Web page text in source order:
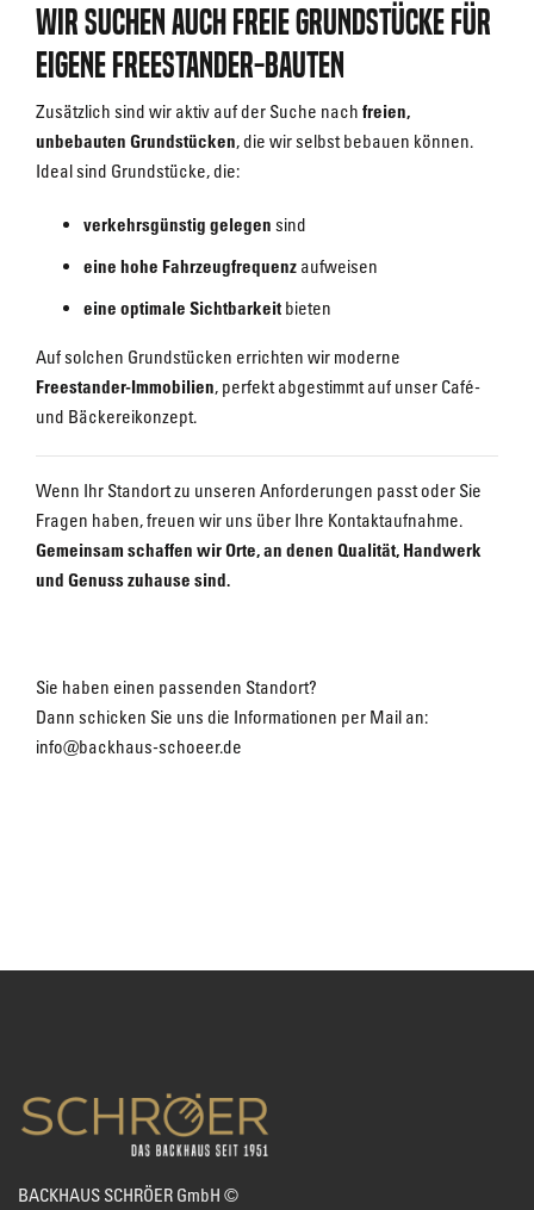
Wir suchen auch freie Grundstücke für
eigene Freestander-Bauten
Zusätzlich sind wir aktiv auf der Suche nach freien,
unbebauten Grundstücken , die wir selbst bebauen können.
Ideal sind Grundstücke, die:
verkehrsgünstig gelegen sind
eine hohe Fahrzeugfrequenz aufweisen
eine optimale Sichtbarkeit bieten
Auf solchen Grundstücken errichten wir moderne
Freestander-Immobilien , perfekt abgestimmt auf unser Café-
und Bäckereikonzept.
Wenn Ihr Standort zu unseren Anforderungen passt oder Sie
Fragen haben, freuen wir uns über Ihre Kontaktaufnahme.
Gemeinsam schaffen wir Orte, an denen Qualität, Handwerk
und Genuss zuhause sind.
Sie haben einen passenden Standort?
Dann schicken Sie uns die Informationen per Mail an:
info@backhaus-schoeer.de
BACKHAUS SCHRÖER GmbH ©